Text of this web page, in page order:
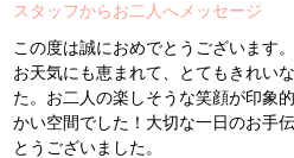
スタッフからお二人へメッセージ
この度は誠におめでとうございます。
お天気にも恵まれて、とてもきれい
た。お二人の楽しそうな笑顔が印象
かい空間でした！大切な一日のお手
とうございました。